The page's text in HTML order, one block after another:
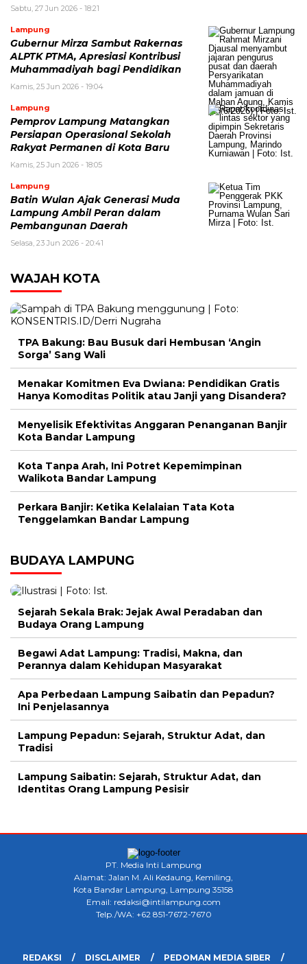
Sabtu, 27 Jun 2026 - 18:21
Lampung
Gubernur Mirza Sambut Rakernas
ALPTK PTMA, Apresiasi Kontribusi
Muhammadiyah bagi Pendidikan
Kamis, 25 Jun 2026 - 19:04
Lampung
Pemprov Lampung Matangkan
Persiapan Operasional Sekolah
Rakyat Permanen di Kota Baru
Kamis, 25 Jun 2026 - 18:05
Lampung
Batin Wulan Ajak Generasi Muda
Lampung Ambil Peran dalam
Pembangunan Daerah
Selasa, 23 Jun 2026 - 20:41
WAJAH KOTA
TPA Bakung: Bau Busuk dari Hembusan ‘Angin
Sorga’ Sang Wali
Menakar Komitmen Eva Dwiana: Pendidikan Gratis
Hanya Komoditas Politik atau Janji yang Disandera?
Menyelisik Efektivitas Anggaran Penanganan Banjir
Kota Bandar Lampung
Kota Tanpa Arah, Ini Potret Kepemimpinan
Walikota Bandar Lampung
Perkara Banjir: Ketika Kelalaian Tata Kota
Tenggelamkan Bandar Lampung
BUDAYA LAMPUNG
Sejarah Sekala Brak: Jejak Awal Peradaban dan
Budaya Orang Lampung
Begawi Adat Lampung: Tradisi, Makna, dan
Perannya dalam Kehidupan Masyarakat
Apa Perbedaan Lampung Saibatin dan Pepadun?
Ini Penjelasannya
Lampung Pepadun: Sejarah, Struktur Adat, dan
Tradisi
Lampung Saibatin: Sejarah, Struktur Adat, dan
Identitas Orang Lampung Pesisir
PT. Media Inti Lampung
Alamat: Jalan M. Ali Kedaung, Kemiling,
Kota Bandar Lampung, Lampung 35158
Email: redaksi@intilampung.com
Telp./WA: +62 851-7672-7670
REDAKSI DISCLAIMER PEDOMAN MEDIA SIBER